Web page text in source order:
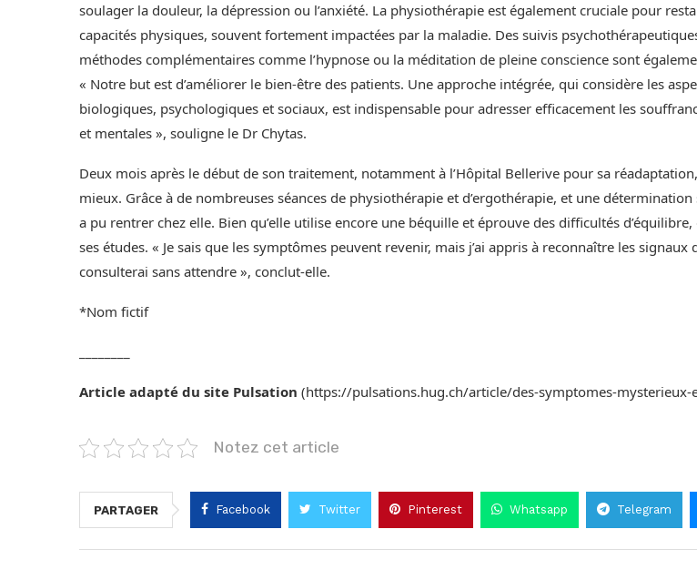
soulager la douleur, la dépression ou l’anxiété. La physiothérapie est également cruciale pour
capacités physiques, souvent fortement impactées par la maladie. Des suivis
méthodes complémentaires comme l’hypnose ou la méditation de pleine conscience sont
« Notre but est d’améliorer le bien-être des patients. Une approche intégrée, qui considère les
biologiques, psychologiques et sociaux, est indispensable pour adresser efficacement les
et mentales », souligne le Dr Chytas.
Deux mois après le début de son traitement, notamment à l’Hôpital Bellerive pour sa
mieux. Grâce à de nombreuses séances de physiothérapie et d’ergothérapie, et une détermination
a pu rentrer chez elle. Bien qu’elle utilise encore une béquille et éprouve des difficultés
ses études. « Je sais que les symptômes peuvent revenir, mais j’ai appris à reconnaître les signaux
consulterai sans attendre », conclut-elle.
*Nom fictif
Article adapté du site Pulsation (https://pulsations.hug.ch/article/des-symptomes-mysterieux-
Notez cet article
PARTAGER Facebook Twitter Pinterest Whatsapp Telegram